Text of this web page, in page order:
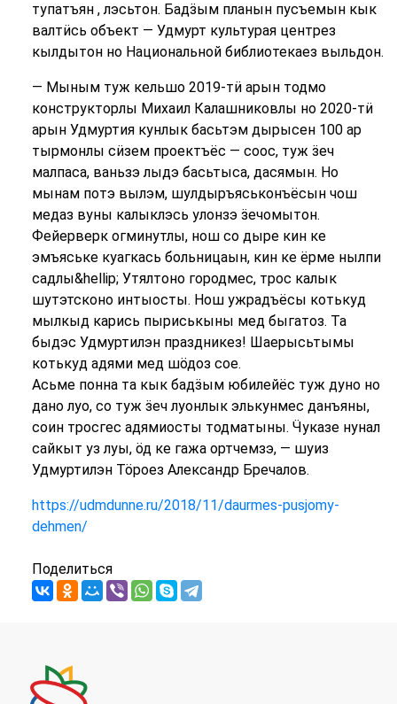
тупатъян , лэсьтон. Бадӟым планын пусъемын кык
валтӥсь объект — Удмурт культурая центрез
кылдытон но Национальной библиотекаез выльдон.
— Мыным туж кельшо 2019-тӥ арын тодмо
конструкторлы Михаил Калашниковлы но 2020-тӥ
арын Удмуртия кунлык басьтэм дырысен 100 ар
тырмонлы сӥзем проектъёс — соос, туж ӟеч
малпаса, ваньзэ лыдэ басьтыса, дасямын. Но
мынам потэ вылэм, шулдыръяськонъёсын чош
медаз вуны калыклэсь улонзэ ӟечомытон.
Фейерверк огминутлы, нош со дыре кин ке
эмъяське куагкась больницаын, кин ке ёрме нылпи
садлы&hellip; Утялтоно городмес, трос калык
шутэтсконо интыосты. Нош ужрадъёсы котькуд
мылкыд карись пыриськыны мед быгатоз. Та
быдэс Удмуртилэн праздникез! Шаерысьтымы
котькуд адями мед шӧдоз сое.
Асьме понна та кык бадӟым юбилейёс туж дуно но
дано луо, со туж ӟеч луонлык элькунмес данъяны,
соин тросгес адямиосты тодматыны. Ӵуказе нунал
сайкыт уз луы, ӧд ке гажа ортчемзэ, — шуиз
Удмуртилэн Тӧроез Александр Бречалов.
https://udmdunne.ru/2018/11/daurmes-pusjomy-
dehmen/
Поделиться